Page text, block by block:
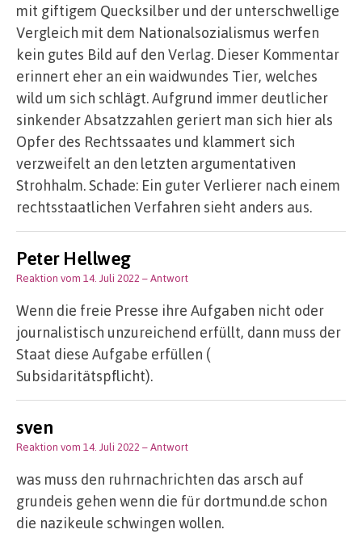
mit giftigem Quecksilber und der unterschwellige
Vergleich mit dem Nationalsozialismus werfen
kein gutes Bild auf den Verlag. Dieser Kommentar
erinnert eher an ein waidwundes Tier, welches
wild um sich schlägt. Aufgrund immer deutlicher
sinkender Absatzzahlen geriert man sich hier als
Opfer des Rechtssaates und klammert sich
verzweifelt an den letzten argumentativen
Strohhalm. Schade: Ein guter Verlierer nach einem
rechtsstaatlichen Verfahren sieht anders aus.
Peter Hellweg
Reaktion vom 14. Juli 2022 – Antwort
Wenn die freie Presse ihre Aufgaben nicht oder
journalistisch unzureichend erfüllt, dann muss der
Staat diese Aufgabe erfüllen (
Subsidaritätspflicht).
sven
Reaktion vom 14. Juli 2022 – Antwort
was muss den ruhrnachrichten das arsch auf
grundeis gehen wenn die für dortmund.de schon
die nazikeule schwingen wollen.